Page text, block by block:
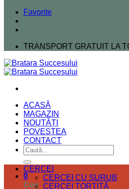
Favorite
TRANSPORT GRATUIT LA
ACASĂ
MAGAZIN
NOUTĂȚI
POVESTEA
CONTACT
Caută
după:
0
Coș
CERCEI
CERCEI CU ȘURUB
CERCEI TORTIȚĂ